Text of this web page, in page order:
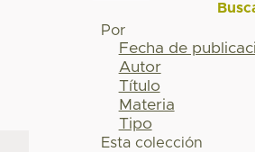
Por
Fecha de
Autor
Título
Materia
Tipo
Esta colección